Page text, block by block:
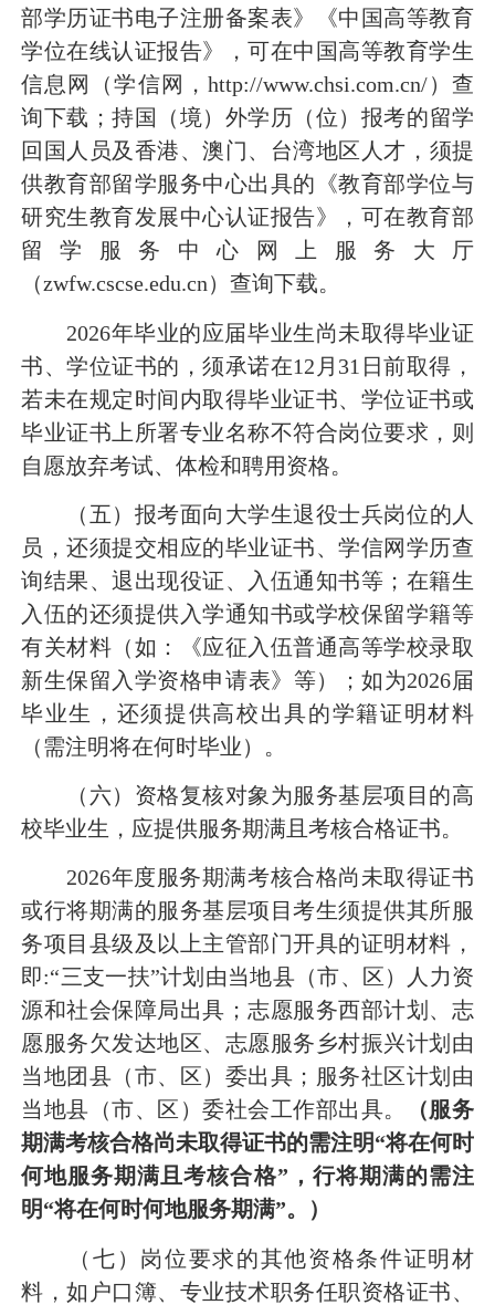
部学历证书电子注册备案表》《中国高等教育
学位在线认证报告》，可在中国高等教育学生
信息网（学信网， http://www.chsi.com.cn/）查
询下载； 持国（境） 外学历（位）报考的留学
回国人员及 香港、澳门、台湾地区人才 ， 须提
供教育部留学服务中心出具的《教育部学位与
研究生教育发展中心认证报告》
，可在教育部
留学服务中心网上服务大厅
（zwfw.cscse.edu.cn）查询下载。
2026年毕业的应届毕业生尚未取得毕业证
书、学位证书的，须承诺在12 月 31 日前取得，
若未在规定时间内取得毕业证书、学位证书或
毕业证书上所署专业名称不符合岗位要求，则
自愿放弃考试、体检和聘用资格。
（五） 报考面向 大学生退役士兵岗位的人
员，还须提交相应的毕业证书、学信网学历查
询结果、退出现役证、入伍通知书等； 在籍生
入伍的还须提供入学通知书或学校保留学籍等
有关材料（如：《应征入伍普通高等学校录取
新生保留入学资格申请表》等）；如为2026届
毕业生，还须提供高校出具的学籍证明材料
（需注明将在何时毕业）。
（六） 资格复核对象为服务基层项目的高
校毕业生， 应提供服务期满且考核合格证书。
2026年度服务期满考核合格尚未取得证书
或行将期满的服务基层项目考生须提供其所服
务项目县级及以上主管部门开具的证明材料，
即:“三支一扶”计划由当地县（市、区）人力资
源和社会保障局出具；志愿服务西部计划、志
愿服务欠发达地区、 志愿服务乡村振兴计划 由
当地团县（市、区）委出具；服务社区计划由
当地县（市、区）委社会工作部出具。
（服务
期满考核合格尚未取得证书的需注明“将在何时
何地服务期满且考核合格”，行将期满的需注
明“将在何时何地服务期满”。）
（七） 岗位要求的其他资格条件证明材
料，如户口簿、专业技术职务任职资格证书、